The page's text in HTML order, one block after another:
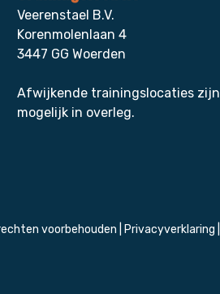
Veerenstael B.V.
Korenmolenlaan 4
3447 GG Woerden
Afwijkende trainingslocaties zijn
mogelijk in overleg.
voorbehouden | Privacyverklaring